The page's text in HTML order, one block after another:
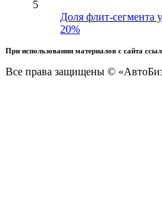
5
Доля флит-сегмента
20%
При использовании материалов с сайта
Все права защищены ©